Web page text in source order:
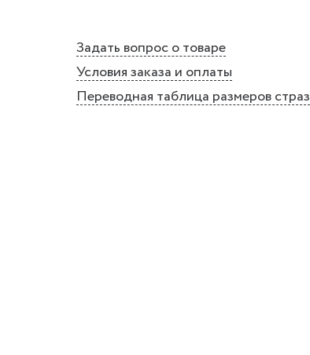
Задать вопрос о товаре
Условия заказа и оплаты
Переводная таблица размеров страз